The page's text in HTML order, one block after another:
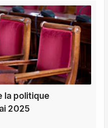
la politique
2025